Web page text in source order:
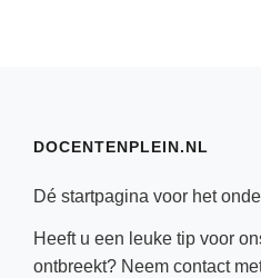
DOCENTENPLEIN.NL
Dé startpagina voor het
Heeft u een leuke tip voor
ontbreekt? Neem contact